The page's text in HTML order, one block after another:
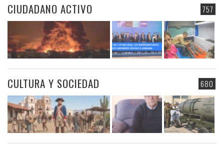
757
CIUDADANO ACTIVO
680
CULTURA Y SOCIEDAD